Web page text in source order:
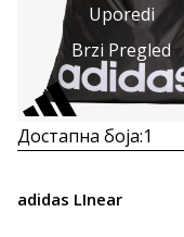
Uporedi
Brzi Pregled
Достапна боја:1
adidas LInear